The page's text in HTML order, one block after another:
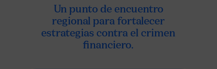
Un punto de encuentro
regional para fortalecer
estrategias contra el crimen
financiero.